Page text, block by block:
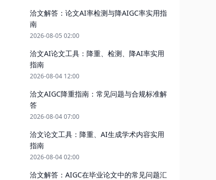
洽文解答：论文AI率检测与降AIGC率实用指
南
2026-08-05 02:00
洽文AI论文工具：降重、检测、降AI率实用
指南
2026-08-04 12:00
洽文AIGC降重指南：常见问题与合规标准解
答
2026-08-04 07:00
洽文论文工具：降重、AI生成学术内容实用
指南
2026-08-04 02:00
洽文解答：AIGC在毕业论文中的常见问题汇